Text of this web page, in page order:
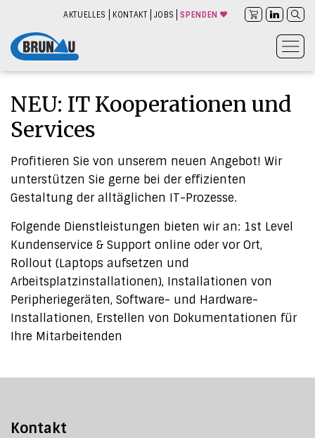
AKTUELLES KONTAKT JOBS SPENDEN
NEU: IT Kooperationen und
Services
Profitieren Sie von unserem neuen Angebot! Wir
unterstützen Sie gerne bei der effizienten
Gestaltung der alltäglichen IT-Prozesse.
Folgende Dienstleistungen bieten wir an: 1st Level
Kundenservice & Support online oder vor Ort,
Rollout (Laptops aufsetzen und
Arbeitsplatzinstallationen), Installationen von
Peripheriegeräten, Software- und Hardware-
Installationen, Erstellen von Dokumentationen für
Ihre Mitarbeitenden
Kontakt